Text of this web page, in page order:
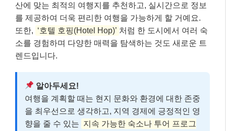
산에 맞는 최적의 여행지를 추천하고, 실시간으로 정보
를 제공하여 더욱 편리한 여행을 가능하게 할 거예요.
또한, ‘호텔 호핑(Hotel Hop)’ 처럼 한 도시에서 여러 숙
소를 경험하며 다양한 매력을 탐색하는 것도 새로운 트
렌드입니다.
알아두세요!
여행을 계획할 때는 현지 문화와 환경에 대한 존중
을 최우선으로 생각하고, 지역 경제에 긍정적인 영
향을 줄 수 있는 지속 가능한 숙소나 투어 프로그